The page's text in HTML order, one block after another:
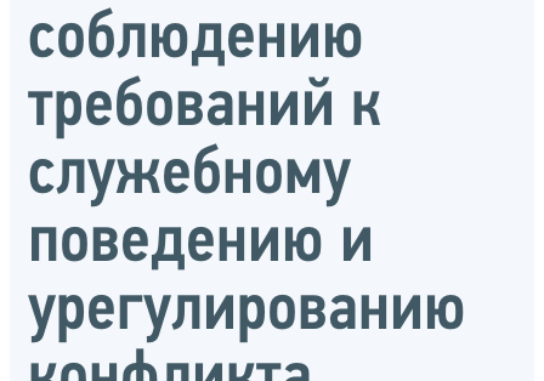
соблюдению
требований к
служебному
поведению и
урегулированию